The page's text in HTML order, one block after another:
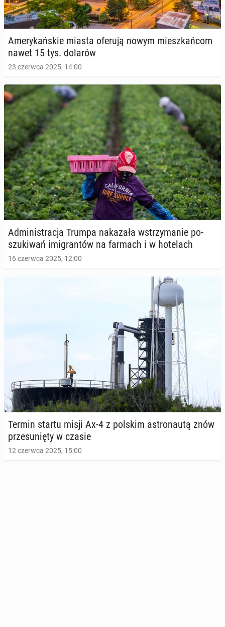
Ame­ry­kań­skie miasta oferują nowym miesz­kań­com
nawet 15 tys. dolarów
23 czerwca 2025, 14:00
Ad­mi­ni­stra­cja Trumpa na­ka­za­ła wstrzy­ma­nie po­
szu­ki­wań imi­gran­tów na farmach i w ho­te­lach
16 czerwca 2025, 12:00
Termin startu misji Ax-4 z polskim astro­nau­tą znów
prze­su­nię­ty w czasie
12 czerwca 2025, 15:00